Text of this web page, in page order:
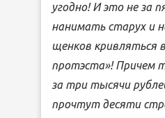
угодно! И это не за
нанимать старух и
щенков кривляться
протэста»! Причем
за три тысячи
прочтут десяти